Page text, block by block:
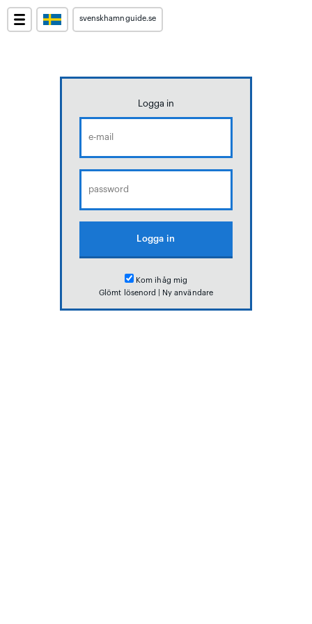
svenskhamnguide.se
Logga in
Kom ihåg mig
Glömt lösenord
Ny användare